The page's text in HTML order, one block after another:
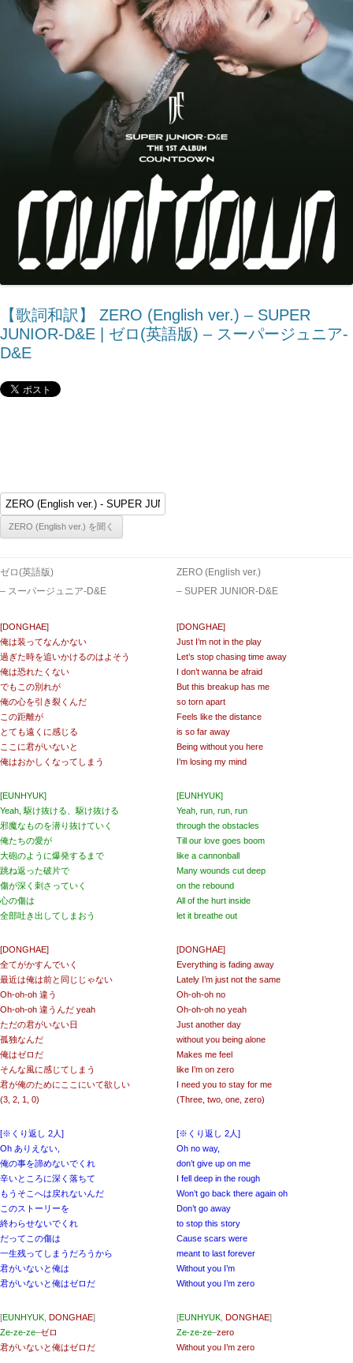
【歌詞和訳】 ZERO (English ver.) – SUPER
JUNIOR-D&E | ゼロ(英語版) – スーパージュニア-
D&E
ゼロ(英語版)
– スーパージュニア-D&E
[DONGHAE]
俺は装ってなんかない
過ぎた時を追いかけるのはよそう
俺は恐れたくない
でもこの別れが
俺の心を引き裂くんだ
この距離が
とても遠くに感じる
ここに君がいないと
俺はおかしくなってしまう
[EUNHYUK]
Yeah, 駆け抜ける、駆け抜ける
邪魔なものを潜り抜けていく
俺たちの愛が
大砲のように爆発するまで
跳ね返った破片で
傷が深く刺さっていく
心の傷は
全部吐き出してしまおう
[DONGHAE]
全てがかすんでいく
最近は俺は前と同じじゃない
Oh-oh-oh 違う
Oh-oh-oh 違うんだ yeah
ただの君がいない日
孤独なんだ
俺はゼロだ
そんな風に感じてしまう
君が俺のためにここにいて欲しい
(3, 2, 1, 0)
[※くり返し 2人]
Oh ありえない,
俺の事を諦めないでくれ
辛いところに深く落ちて
もうそこへは戻れないんだ
このストーリーを
終わらせないでくれ
だってこの傷は
一生残ってしまうだろうから
君がいないと俺は
君がいないと俺はゼロだ
[EUNHYUK DONGHAE]
Ze-ze-ze–ゼロ
君がいないと俺はゼロだ
ZERO (English ver.)
– SUPER JUNIOR-D&E
[DONGHAE]
Just I’m not in the play
Let’s stop chasing time away
I don’t wanna be afraid
But this breakup has me
so torn apart
Feels like the distance
is so far away
Being without you here
I’m losing my mind
[EUNHYUK]
Yeah, run, run, run
through the obstacles
Till our love goes boom
like a cannonball
Many wounds cut deep
on the rebound
All of the hurt inside
let it breathe out
[DONGHAE]
Everything is fading away
Lately I’m just not the same
Oh-oh-oh no
Oh-oh-oh no yeah
Just another day
without you being alone
Makes me feel
like I’m on zero
I need you to stay for me
(Three, two, one, zero)
[※くり返し 2人]
Oh no way,
don’t give up on me
I fеll deep in the rough
Won’t go back there again oh
Don’t go away
to stop this story
Causе scars were
meant to last forever
Without you I’m
Without you I’m zero
[EUNHYUK DONGHAE]
Ze-ze-ze–zero
Without you I’m zero